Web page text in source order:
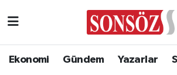
Ekonomi Gündem Yazarlar
Asayiş
Ankara Nöbetçi Eczaneler